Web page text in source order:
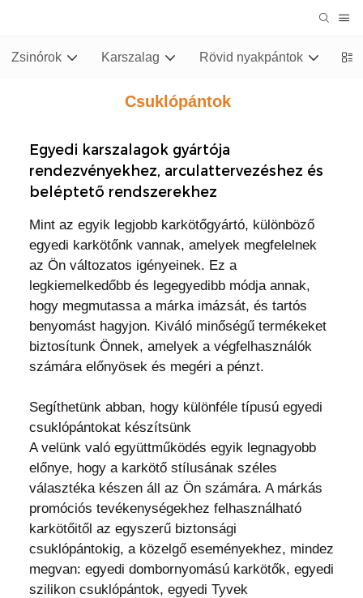
Zsinórok Karszalag Rövid nyakpántok
Csuklópántok
Egyedi karszalagok gyártója
rendezvényekhez, arculattervezéshez és
beléptető rendszerekhez
Mint az egyik legjobb karkötőgyártó, különböző
egyedi karkötőnk vannak, amelyek megfelelnek
az Ön változatos igényeinek. Ez a
legkiemelkedőbb és legegyedibb módja annak,
hogy megmutassa a márka imázsát, és tartós
benyomást hagyjon. Kiváló minőségű termékeket
biztosítunk Önnek, amelyek a végfelhasználók
számára előnyösek és megéri a pénzt.
Segíthetünk abban, hogy különféle típusú egyedi
csuklópántokat készítsünk
A velünk való együttműködés egyik legnagyobb
előnye, hogy a karkötő stílusának széles
választéka készen áll az Ön számára. A márkás
promóciós tevékenységekhez felhasználható
karkötőitől az egyszerű biztonsági
csuklópántokig, a közelgő eseményekhez, mindez
megvan: egyedi dombornyomású karkötők, egyedi
szilikon csuklópántok, egyedi Tyvek